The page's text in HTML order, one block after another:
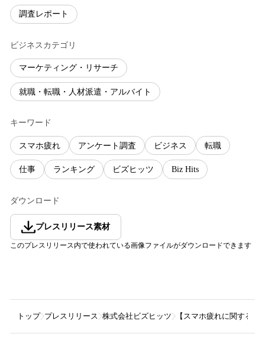
調査レポート
ビジネスカテゴリ
マーケティング・リサーチ
就職・転職・人材派遣・アルバイト
キーワード
スマホ疲れ アンケート調査 ビジネス 転職
仕事 ランキング ビズヒッツ Biz Hits
ダウンロード
プレスリリース素材
このプレスリリース内で使われている画像ファイルがダウンロードできます
トップ プレスリリース 株式会社ビズヒッツ 【スマホ疲れに関する